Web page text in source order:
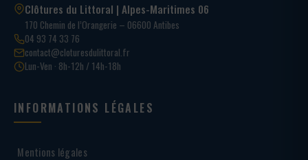
Clôtures du Littoral | Alpes-Maritimes 06
170 Chemin de l’Orangerie – 06600 Antibes
04 93 74 33 76
contact@cloturesdulittoral.fr
Lun-Ven · 8h-12h / 14h-18h
INFORMATIONS LÉGALES
Mentions légales